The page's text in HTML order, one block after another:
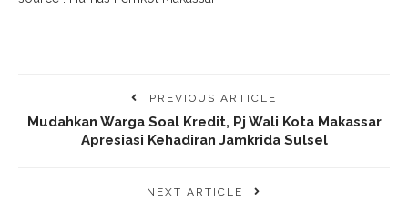
PREVIOUS ARTICLE
Mudahkan Warga Soal Kredit, Pj Wali Kota Makassar
Apresiasi Kehadiran Jamkrida Sulsel
NEXT ARTICLE